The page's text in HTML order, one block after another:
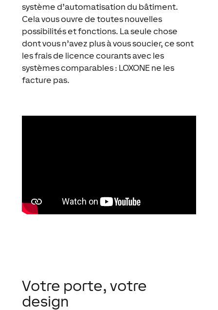
système d’automatisation du bâtiment.
Cela vous ouvre de toutes nouvelles
possibilités et fonctions. La seule chose
dont vous n’avez plus à vous soucier, ce sont
les frais de licence courants avec les
systèmes comparables : LOXONE ne les
facture pas.
Votre porte, votre
design